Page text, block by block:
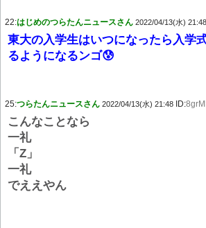
22:はじめのつらたんニュースさん 2022/04/13(水) 21:48
東大の入学生はいつになったら入学
るようになるンゴ😰
25:つらたんニュースさん 2022/04/13(水) 21:48 ID:
こんなことなら
一礼
「Z」
一礼
でええやん